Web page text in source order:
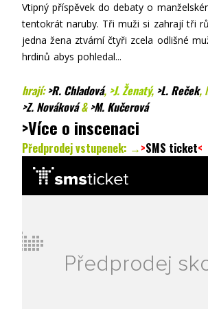
Vtipný příspěvek do debaty o
tentokrát naruby. Tři muži si zahrají tři
jedna žena ztvární čtyři zcela odlišné
hrdinů abys pohledal...
hrají:>R. Chladová, >J. Ženatý, >L. Reček,
>Z. Nováková&>M. Kučerová
>Více o inscenaci
Předprodej vstupenek: →>SMS ticket<